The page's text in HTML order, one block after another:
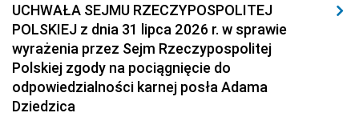
UCHWAŁA SEJMU RZECZYPOSPOLITEJ
POLSKIEJ z dnia 31 lipca 2026 r. w sprawie
wyrażenia przez Sejm Rzeczypospolitej
Polskiej zgody na pociągnięcie do
odpowiedzialności karnej posła Adama
Dziedzica